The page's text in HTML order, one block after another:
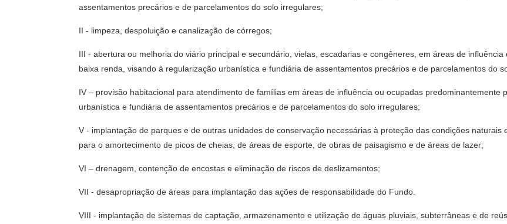
assentamentos precários e de parcelamentos do solo irregulares;
II - limpeza, despoluição e canalização de córregos;
III - abertura ou melhoria do viário principal e secundário, vielas, escadarias e congêneres, em áreas de
baixa renda, visando à regularização urbanística e fundiária de assentamentos precários e de parcelamentos do
IV – provisão habitacional para atendimento de famílias em áreas de influência ou ocupadas
urbanística e fundiária de assentamentos precários e de parcelamentos do solo irregulares;
V - implantação de parques e de outras unidades de conservação necessárias à proteção das condições
para o amortecimento de picos de cheias, de áreas de esporte, de obras de paisagismo e de áreas de lazer;
VI – drenagem, contenção de encostas e eliminação de riscos de deslizamentos;
VII - desapropriação de áreas para implantação das ações de responsabilidade do Fundo.
VIII - implantação de sistemas de captação, armazenamento e utilização de águas pluviais, subterrâneas e de